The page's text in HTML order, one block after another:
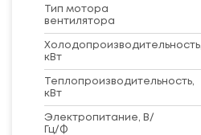
Тип мотора
вентилятора
Холодопроизводительность,
кВт
Теплопроизводительность,
кВт
Электропитание, В/
Гц/Ф